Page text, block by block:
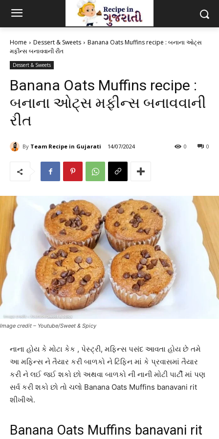
Home Dessert & Sweets
Banana Oats Muffins recipe : બનાના ઓટ્સ
મફીન્સ બનાવવાની રીત
Dessert & Sweets
Banana Oats Muffins recipe :
બનાના ઓટ્સ મફીન્સ બનાવવાની
રીત
By Team Recipe in Gujarati 14/07/2024 0
0
Image credit – Youtube/Sweet & Spicy
નાના હોય કે મોટા કેક , પેસ્ટ્રી, મફિન્સ પસંદ આવતા હોય છે તમે
આ મફિન્સ ને તૈયાર કરી બાળકો ને ટિફિન માં કે પ્રવાસમાં તૈયાર
કરી ને લઈ જઈ શકો છો અથવા બાળકો ની નાની મોટી પાર્ટી માં પણ
સર્વ કરી શકો છો તો ચલો Banana Oats Muffins banavani rit
શીખીએ.
Banana Oats Muffins banavani rit